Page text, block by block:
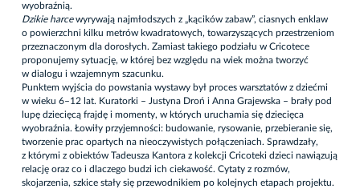
wyobraźnią.
Dzikie harcewyrywają najmłodszych z „kącików zabaw”, ciasnych enklaw
o powierzchni kilku metrów kwadratowych, towarzyszących przestrzeniom
przeznaczonym dla dorosłych. Zamiast takiego podziału w Cricotece
proponujemy sytuację, w której bez względu na wiek można tworzyć
w dialogu i wzajemnym szacunku.
Punktem wyjścia do powstania wystawy był proces warsztatów z dziećmi
w wieku 6–12 lat. Kuratorki – Justyna Droń i Anna Grajewska – brały pod
lupę dziecięcą frajdę i momenty, w których uruchamia się dziecięca
wyobraźnia. Łowiły przyjemności: budowanie, rysowanie, przebieranie się,
tworzenie prac opartych na nieoczywistych połączeniach. Sprawdzały,
z którymi z obiektów Tadeusza Kantora z kolekcji Cricoteki dzieci nawiązują
relację oraz co i dlaczego budzi ich ciekawość. Cytaty z rozmów,
skojarzenia, szkice stały się przewodnikiem po kolejnych etapach projektu.